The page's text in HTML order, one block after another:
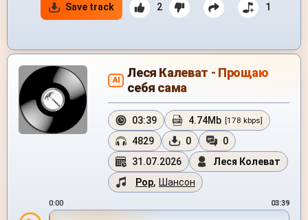
Save track 2 1
AI
Леся Калеват - Прощаю
себя сама
03:39 4.74Mb [178 kbps]
4829 0
0
31.07.2026
Леся Колеват
Pop, Шансон
0:00 03:39